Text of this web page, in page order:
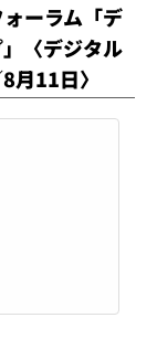
ーラム「デ
〈デジタル
月11日〉